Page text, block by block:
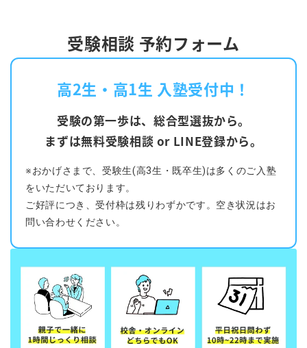
受験相談 予約フォーム
高2生・高1生 入塾受付中！
受験の第一歩は、総合型選抜から。
まずは無料受験相談 or LINE登録から。
※おかげさまで、受験生(高3生・既卒生)は多くのご入塾
をいただいております。
ご好評につき、受付枠は残りわずかです。空き状況はお
問い合わせください。